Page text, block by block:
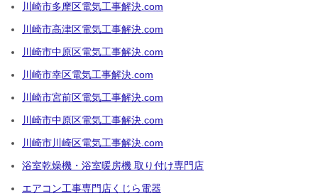
川崎市多摩区電気工事解決.com
川崎市高津区電気工事解決.com
川崎市中原区電気工事解決.com
川崎市幸区電気工事解決.com
川崎市宮前区電気工事解決.com
川崎市中原区電気工事解決.com
川崎市川崎区電気工事解決.com
浴室乾燥機・浴室暖房機 取り付け専門店
エアコン工事専門店くじら電器